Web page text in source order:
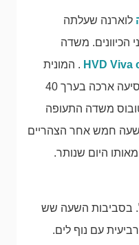
לוארנה שעלתה
לשני הכיוונים. משדה
HVD Viva . המונית
עלתה בסביבות ה-100 ש"ח והנסיעה ארכה בערך 40
משדה התעופה
חמש אחר הצהריים
היום שנותר.
בסביבות השעה שש
עם נוף לים.